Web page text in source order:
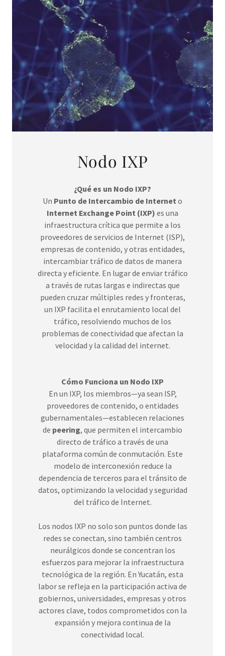
Nodo IXP
¿Qué es un Nodo IXP?
Un Punto de Intercambio de Internet o
Internet Exchange Point (IXP) es una
infraestructura crítica que permite a los
proveedores de servicios de Internet (ISP),
empresas de contenido, y otras entidades,
intercambiar tráfico de datos de manera
directa y eficiente. En lugar de enviar tráfico
a través de rutas largas e indirectas que
pueden cruzar múltiples redes y fronteras,
un IXP facilita el enrutamiento local del
tráfico, resolviendo muchos de los
problemas de conectividad que afectan la
velocidad y la calidad del internet.
Cómo Funciona un Nodo IXP
En un IXP, los miembros—ya sean ISP,
proveedores de contenido, o entidades
gubernamentales—establecen relaciones
de peering, que permiten el intercambio
directo de tráfico a través de una
plataforma común de conmutación. Este
modelo de interconexión reduce la
dependencia de terceros para el tránsito de
datos, optimizando la velocidad y seguridad
del tráfico de Internet.
Los nodos IXP no solo son puntos donde las
redes se conectan, sino también centros
neurálgicos donde se concentran los
esfuerzos para mejorar la infraestructura
tecnológica de la región. En Yucatán, esta
labor se refleja en la participación activa de
gobiernos, universidades, empresas y otros
actores clave, todos comprometidos con la
expansión y mejora continua de la
conectividad local.